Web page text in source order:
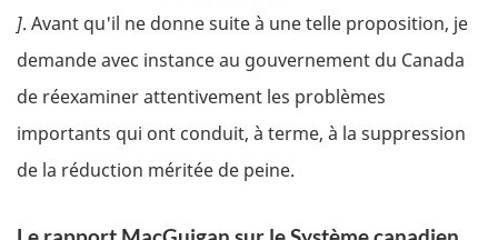
]. Avant qu'il ne donne suite à une telle proposition, je
demande avec instance au gouvernement du Canada
de réexaminer attentivement les problèmes
importants qui ont conduit, à terme, à la suppression
de la réduction méritée de peine.